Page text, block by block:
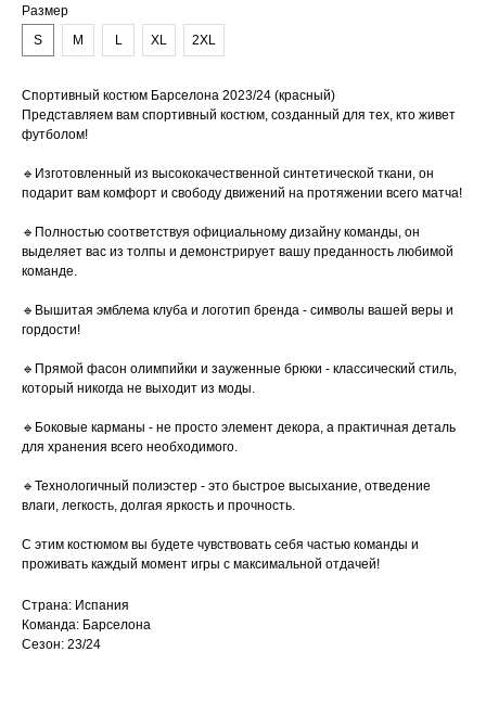
Размер
S
M L XL 2XL
Спортивный костюм Барселона 2023/24 (красный)
Представляем вам спортивный костюм, созданный для тех, кто живет
футболом!
🔹Изготовленный из высококачественной синтетической ткани, он
подарит вам комфорт и свободу движений на протяжении всего матча!
🔹Полностью соответствуя официальному дизайну команды, он
выделяет вас из толпы и демонстрирует вашу преданность любимой
команде.
🔹Вышитая эмблема клуба и логотип бренда - символы вашей веры и
гордости!
🔹Прямой фасон олимпийки и зауженные брюки - классический стиль,
который никогда не выходит из моды.
🔹Боковые карманы - не просто элемент декора, а практичная деталь
для хранения всего необходимого.
🔹Технологичный полиэстер - это быстрое высыхание, отведение
влаги, легкость, долгая яркость и прочность.
С этим костюмом вы будете чувствовать себя частью команды и
проживать каждый момент игры с максимальной отдачей!
Страна: Испания
Команда: Барселона
Сезон: 23/24